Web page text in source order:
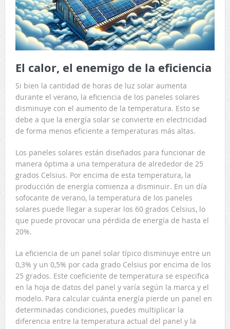
El calor, el enemigo de la eficiencia
Si bien la cantidad de horas de luz solar aumenta
durante el verano, la eficiencia de los paneles solares
disminuye con el aumento de la temperatura. Esto se
debe a que la energía solar se convierte en electricidad
de forma menos eficiente a temperaturas más altas.
Los paneles solares están diseñados para funcionar de
manera óptima a una temperatura de alrededor de 25
grados Celsius. Por encima de esta temperatura, la
producción de energía comienza a disminuir. En un día
sofocante de verano, la temperatura de los paneles
solares puede llegar a superar los 60 grados Celsius, lo
que puede provocar una pérdida de energía de hasta el
20%.
La eficiencia de un panel solar típico disminuye entre un
0,3% y un 0,5% por cada grado Celsius por encima de los
25 grados. Este coeficiente de temperatura se especifica
en la hoja de datos del panel y varía según la marca y el
modelo. Para calcular cuánta energía pierde un panel en
determinadas condiciones, puedes multiplicar la
diferencia entre la temperatura actual del panel y la